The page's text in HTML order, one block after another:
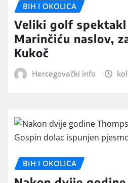
BIH I OKOLICA
Veliki golf spektakl
Marinčiću naslov,
Kukoč
Hercegovački info
BIH I OKOLICA